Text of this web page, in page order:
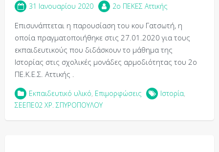
31 Ιανουαρίου 2020 2o ΠΕΚΕΣ Αττικής
Επισυνάπτεται η παρουσίαση του κου Γατσωτή, η
οποία πραγματοποιήθηκε στις 27.01.2020 για τους
εκπαιδευτικούς που διδάσκουν το μάθημα της
Ιστορίας στις σχολικές μονάδες αρμοδιότητας του 2ο
ΠΕ.Κ.Ε.Σ. Αττικής .
Εκπαιδευτικό υλικό, Επιμορφώσεις Ιστορία,
ΣΕΕΠΕ02 ΧΡ. ΣΠΥΡΟΠΟΥΛΟΥ